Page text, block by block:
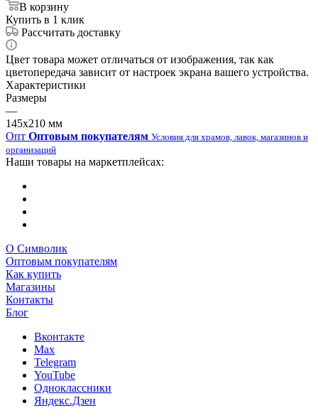
В корзину
Купить в 1 клик
Рассчитать доставку
Цвет товара может отличаться от изображения, так как
цветопередача зависит от настроек экрана вашего устройства.
Характеристики
Размеры
—
145х210 мм
Опт Оптовым покупателям Условия для храмов, лавок, магазинов и
организаций
Наши товары на маркетплейсах:
О Символик
Оптовым покупателям
Как купить
Магазины
Контакты
Блог
Вконтакте
Max
Telegram
YouTube
Одноклассники
Яндекс.Дзен